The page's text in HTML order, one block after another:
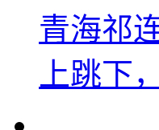
青海祁
上跳下